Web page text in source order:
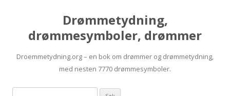
Drømmetydning,
drømmesymboler, drømmer
Droemmetydning.org – en bok om drømmer og drømmetydning,
med nesten 7770 drømmesymboler.
Skip